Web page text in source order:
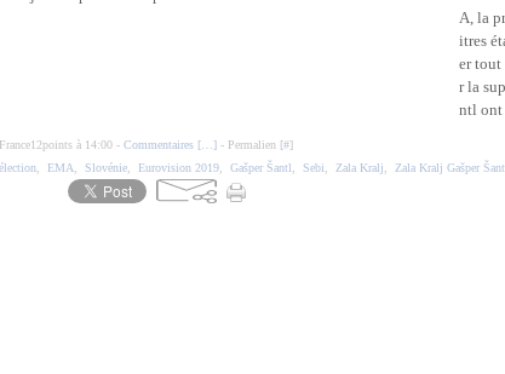
A, la
itres
er tout
r la
ntl ont
à 14:00 - Commentaires [ ] - Permalien [#]
EMA Slovénie Eurovision 2019 Gašper Šantl Sebi Zala Kralj Zala Kralj Gašper